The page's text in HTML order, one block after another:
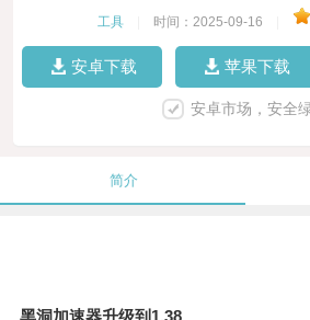
工具 时间：2025-09-16
安卓下载 苹果下载
安卓市场，安全
简介